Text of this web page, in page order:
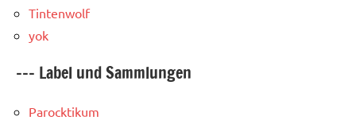
Tintenwolf
yok
--- Label und Sammlungen
Parocktikum